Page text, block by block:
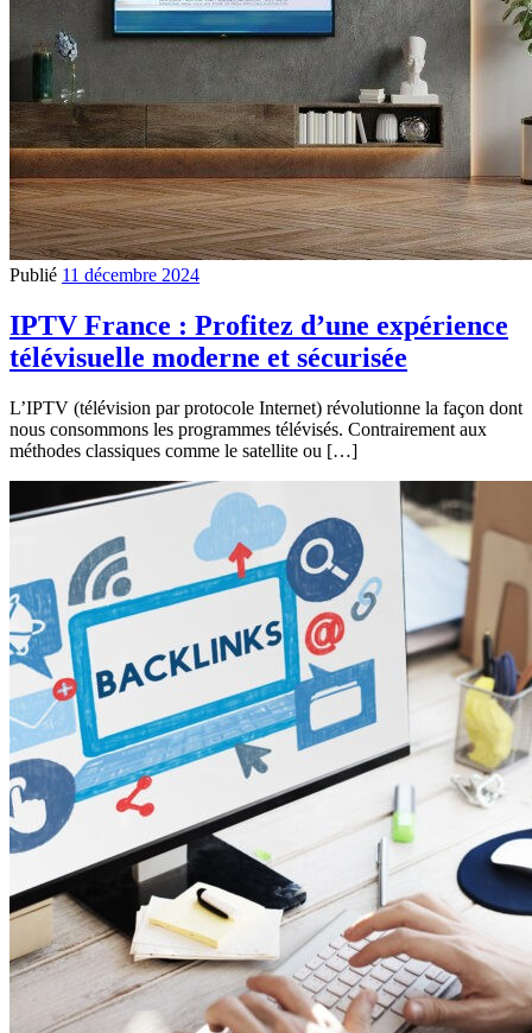
Publié 11 décembre 2024
IPTV France : Profitez d’une expérience
télévisuelle moderne et sécurisée
L’IPTV (télévision par protocole Internet) révolutionne la façon dont
nous consommons les programmes télévisés. Contrairement aux
méthodes classiques comme le satellite ou […]